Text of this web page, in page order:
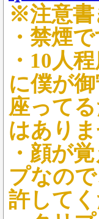
※注意書
・禁煙
・10人
に僕が
座って
はありま
・顔が
プなの
許してく